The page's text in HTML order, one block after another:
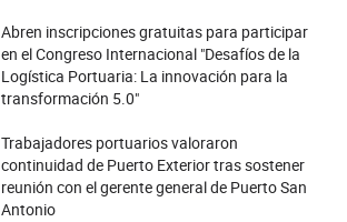
Abren inscripciones gratuitas para participar
en el Congreso Internacional "Desafíos de la
Logística Portuaria: La innovación para la
transformación 5.0"
Trabajadores portuarios valoraron
continuidad de Puerto Exterior tras sostener
reunión con el gerente general de Puerto San
Antonio